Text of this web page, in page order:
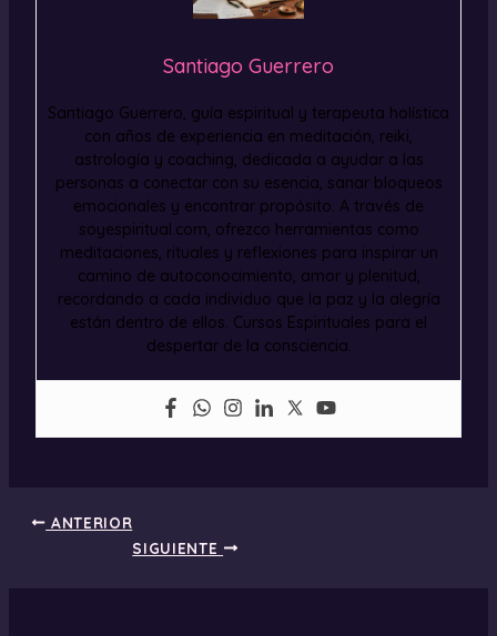
Santiago Guerrero
Santiago Guerrero, guía espiritual y terapeuta holística
con años de experiencia en meditación, reiki,
astrología y coaching, dedicada a ayudar a las
personas a conectar con su esencia, sanar bloqueos
emocionales y encontrar propósito. A través de
soyespiritual.com, ofrezco herramientas como
meditaciones, rituales y reflexiones para inspirar un
camino de autoconocimiento, amor y plenitud,
recordando a cada individuo que la paz y la alegría
están dentro de ellos. Cursos Espirituales para el
despertar de la consciencia.
ANTERIOR
SIGUIENTE